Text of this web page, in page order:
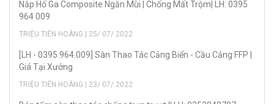
Nắp Hố Ga Composite Ngăn Mùi | Chống Mất Trộm| LH: 0395
964 009
TRIỆU TIẾN HOÀNG | 25/ 07/ 2022
[LH - 0395.964.009] Sàn Thao Tác Cảng Biển - Cầu Cảng FFP |
Giá Tại Xưởng
TRIỆU TIẾN HOÀNG | 23/ 07/ 2022